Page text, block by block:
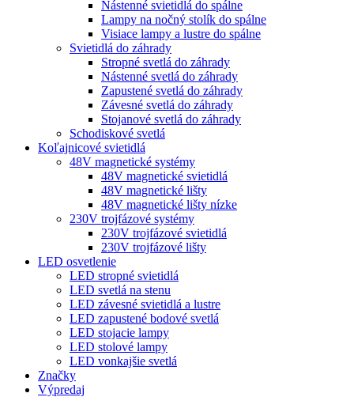
Nástenné svietidlá do spálne
Lampy na nočný stolík do spálne
Visiace lampy a lustre do spálne
Svietidlá do záhrady
Stropné svetlá do záhrady
Nástenné svetlá do záhrady
Zapustené svetlá do záhrady
Závesné svetlá do záhrady
Stojanové svetlá do záhrady
Schodiskové svetlá
Koľajnicové svietidlá
48V magnetické systémy
48V magnetické svietidlá
48V magnetické lišty
48V magnetické lišty nízke
230V trojfázové systémy
230V trojfázové svietidlá
230V trojfázové lišty
LED osvetlenie
LED stropné svietidlá
LED svetlá na stenu
LED závesné svietidlá a lustre
LED zapustené bodové svetlá
LED stojacie lampy
LED stolové lampy
LED vonkajšie svetlá
Značky
Výpredaj